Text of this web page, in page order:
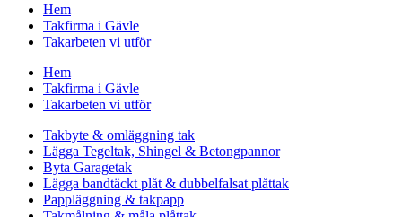
Hem
Takfirma i Gävle
Takarbeten vi utför
Hem
Takfirma i Gävle
Takarbeten vi utför
Takbyte & omläggning tak
Lägga Tegeltak, Shingel & Betongpannor
Byta Garagetak
Lägga bandtäckt plåt & dubbelfalsat plåttak
Pappläggning & takpapp